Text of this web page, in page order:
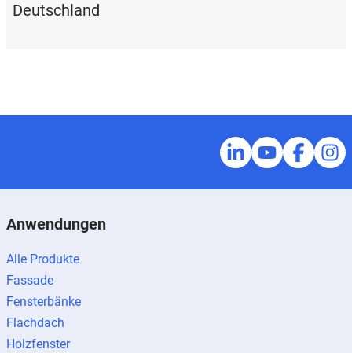
Deutschland
Anwendungen
Alle Produkte
Fassade
Fensterbänke
Flachdach
Holzfenster